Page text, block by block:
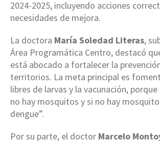
2024-2025, incluyendo acciones
necesidades de mejora.
La doctora María Soledad Literas,
Área Programática Centro, destacó
está abocado a fortalecer la
territorios. La meta principal es
libres de larvas y la vacunación,
no hay mosquitos y si no hay
dengue”.
Por su parte, el doctor Marcelo